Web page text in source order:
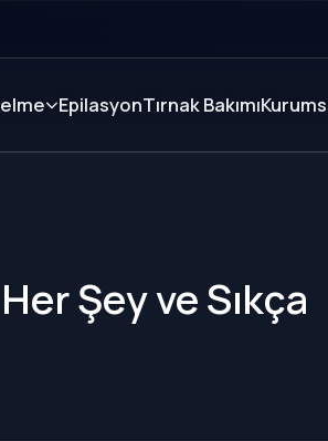
EpilasyonTırnak Bakımı
Şey ve Sıkça